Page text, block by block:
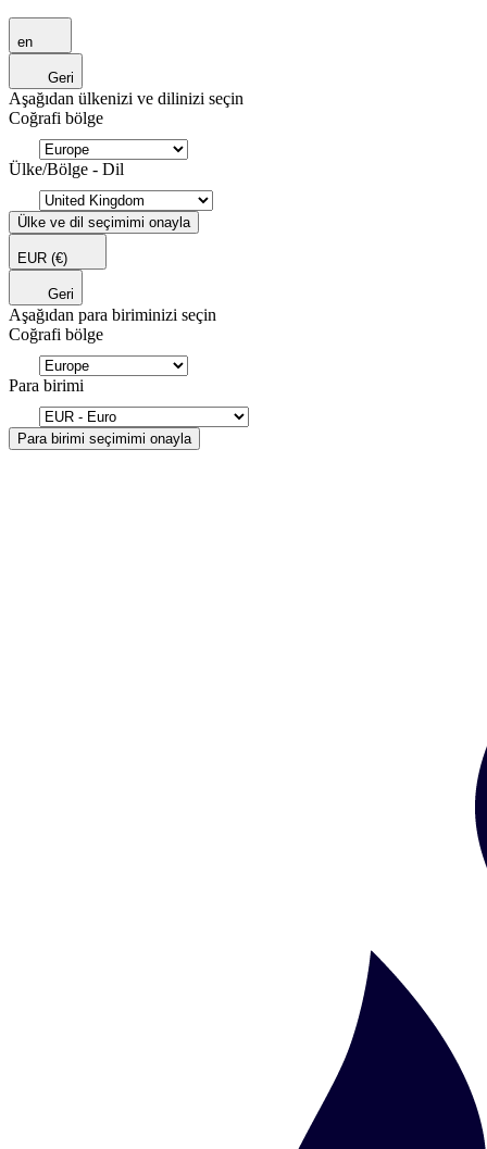
en
Geri
Aşağıdan ülkenizi ve dilinizi seçin
Coğrafi bölge
Ülke/Bölge - Dil
Ülke ve dil seçimimi onayla
EUR (€)
Geri
Aşağıdan para biriminizi seçin
Coğrafi bölge
Para birimi
Para birimi seçimimi onayla